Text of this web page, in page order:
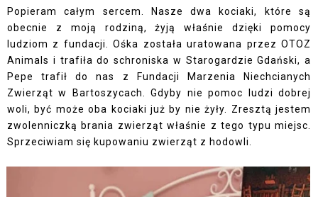
Popieram całym sercem. Nasze dwa kociaki, które są
obecnie z moją rodziną, żyją właśnie dzięki pomocy
ludziom z fundacji. Ośka została uratowana przez OTOZ
Animals i trafiła do schroniska w Starogardzie Gdański, a
Pepe trafił do nas z Fundacji Marzenia Niechcianych
Zwierząt w Bartoszycach. Gdyby nie pomoc ludzi dobrej
woli, być może oba kociaki już by nie żyły. Zresztą jestem
zwolenniczką brania zwierząt właśnie z tego typu miejsc.
Sprzeciwiam się kupowaniu zwierząt z hodowli.